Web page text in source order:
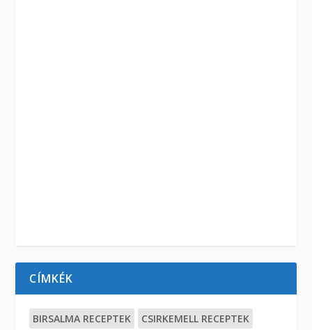
CÍMKÉK
BIRSALMA RECEPTEK
CSIRKEMELL RECEPTEK